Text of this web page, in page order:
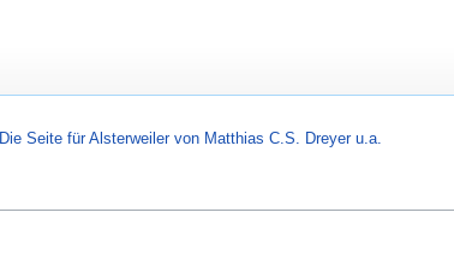
Die Seite für Alsterweiler von Matthias C.S. Dreyer u.a.